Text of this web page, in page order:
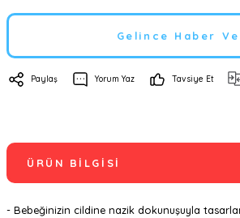
Gelince Haber
Paylaş Yorum Yaz Tavsiye Et
ÜRÜN BILGISI
- Bebeğinizin cildine nazik dokunuşuyla